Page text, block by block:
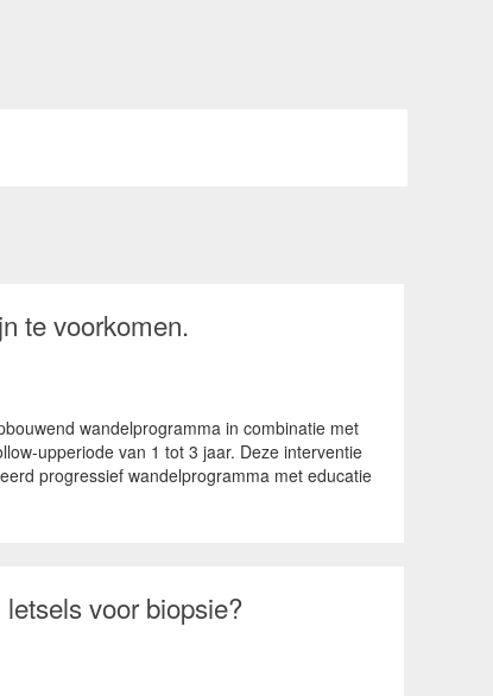
te voorkomen.
wandelprogramma in combinatie met
upperiode van 1 tot 3 jaar. Deze interventie
progressief wandelprogramma met educatie
voor biopsie?